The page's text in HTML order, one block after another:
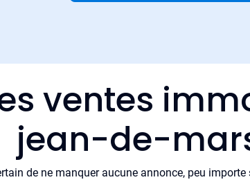
ventes
jean-de-
de ne manquer aucune annonce, peu